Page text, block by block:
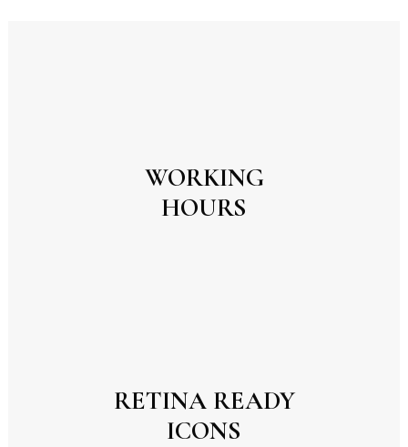
WORKING
HOURS
RETINA READY
ICONS